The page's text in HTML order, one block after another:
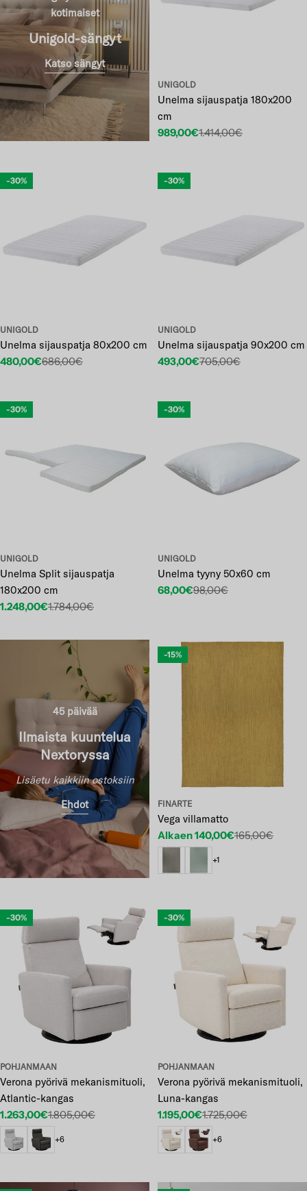
kotimaiset
Unigold-sängyt
Katso sängyt
UNIGOLD
Unelma sijauspatja 180x200
cm
Etuhinta
989,00€
Normaalihinta
1.414,00€
-30%
UNIGOLD
Unelma sijauspatja 80x200 cm
Etuhinta
480,00€
Normaalihinta
686,00€
-30%
UNIGOLD
Unelma sijauspatja 90x200 cm
Etuhinta
493,00€
Normaalihinta
705,00€
-30%
UNIGOLD
Unelma Split sijauspatja
180x200 cm
Etuhinta
1.248,00€
Normaalihinta1.784,00€
-30%
UNIGOLD
Unelma tyyny 50x60 cm
Etuhinta
68,00€
Normaalihinta
98,00€
45 päivää
Ilmaista kuuntelua
Nextoryssa
Lisäetu kaikkiin ostoksiin
Ehdot
-15%
FINARTE
Vega villamatto
Etuhinta
Alkaen 140,00€
Normaalihinta 165,00€
+1
-30%
POHJANMAAN
Verona pyörivä mekanismituoli,
Atlantic-kangas
Etuhinta
1.263,00€
Normaalihinta1.805,00€
+6
-30%
POHJANMAAN
Verona pyörivä mekanismituoli,
Luna-kangas
Etuhinta
1.195,00€
Normaalihinta
1.725,00€
+6